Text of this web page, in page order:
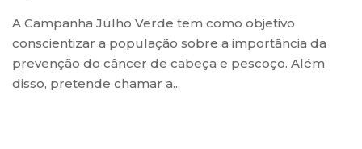
A Campanha Julho Verde tem como objetivo
conscientizar a população sobre a importância da
prevenção do câncer de cabeça e pescoço. Além
disso, pretende chamar a...